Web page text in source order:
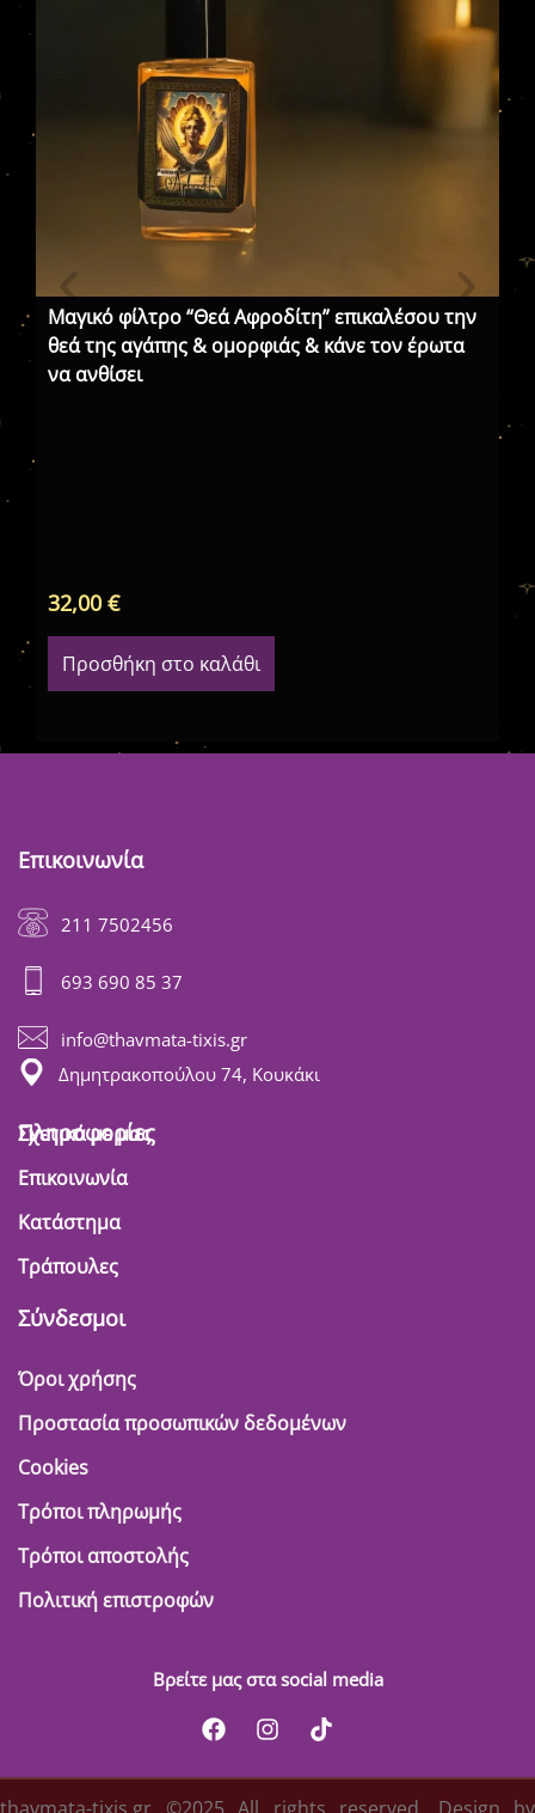
Μαγικό φίλτρο “Θεά Αφροδίτη” επικαλέσου την
θεά της αγάπης & ομορφιάς & κάνε τον έρωτα
να ανθίσει
32,00€
Προσθήκη στο καλάθι
Επικοινωνία
211 7502456
693 690 85 37
info@thavmata-tixis.gr
Δημητρακοπούλου 74, Κουκάκι
Πληροφορίες
Σχετικά με μας
Επικοινωνία
Κατάστημα
Τράπουλες
Σύνδεσμοι
Όροι χρήσης
Προστασία προσωπικών δεδομένων
Cookies
Τρόποι πληρωμής
Τρόποι αποστολής
Πολιτική επιστροφών
Βρείτε μας στα social media